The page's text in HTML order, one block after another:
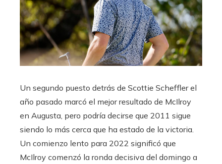
Un segundo puesto detrás de Scottie Scheffler el
año pasado marcó el mejor resultado de McIlroy
en Augusta, pero podría decirse que 2011 sigue
siendo lo más cerca que ha estado de la victoria.
Un comienzo lento para 2022 significó que
McIlroy comenzó la ronda decisiva del domingo a